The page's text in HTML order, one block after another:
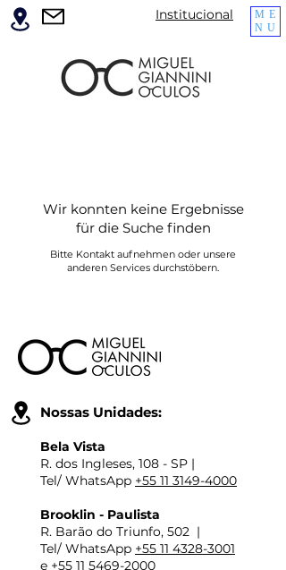
ME
NU
Institucional
Wir konnten keine Ergebnisse
für die Suche finden
Bitte Kontakt aufnehmen oder unsere
anderen Services durchstöbern.
Nossas Unidades:
Bela Vista
R. dos Ingleses, 108 - SP |
Tel/ WhatsApp +55 11 3149-4000
Brooklin - Paulista
R. Barão do Triunfo, 502 |
Tel/ WhatsApp +55 11 4328-3001
e +55 11 5469-2000